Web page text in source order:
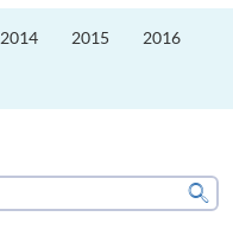
2014 2015 2016
搜